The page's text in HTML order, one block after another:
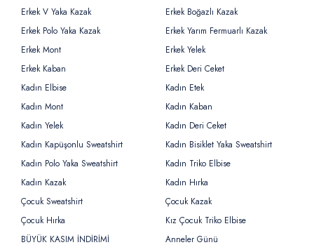
Erkek V Yaka Kazak
Erkek Boğazlı Kazak
Erkek Polo Yaka Kazak
Erkek Yarım Fermuarlı Kazak
Erkek Mont
Erkek Yelek
Erkek Kaban
Erkek Deri Ceket
Kadın Elbise
Kadın Etek
Kadın Mont
Kadın Kaban
Kadın Yelek
Kadın Deri Ceket
Kadın Kapüşonlu Sweatshirt
Kadın Bisiklet Yaka Sweatshirt
Kadın Polo Yaka Sweatshirt
Kadın Triko Elbise
Kadın Kazak
Kadın Hırka
Çocuk Sweatshirt
Çocuk Kazak
Çocuk Hırka
Kız Çocuk Triko Elbise
BÜYÜK KASIM İNDİRİMİ
Anneler Günü